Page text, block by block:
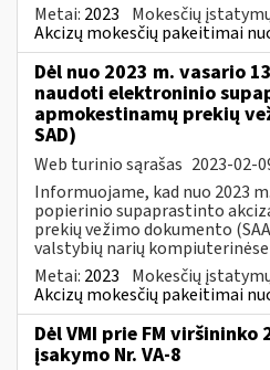
Metai: 2023 Mokesčių
Akcizų mokesčių pakeitimai
Dėl nuo 2023 m. vasario
naudoti elektroninio
apmokestinamų prekių
SAD)
Web turinio sąrašas 2023-02-
Informuojame, kad nuo 2023
popierinio supaprastinto
prekių vežimo dokumento
valstybių narių kompiuterinėse
Metai: 2023 Mokesčių
Akcizų mokesčių pakeitimai
Dėl VMI prie FM viršininko
įsakymo Nr. VA-8